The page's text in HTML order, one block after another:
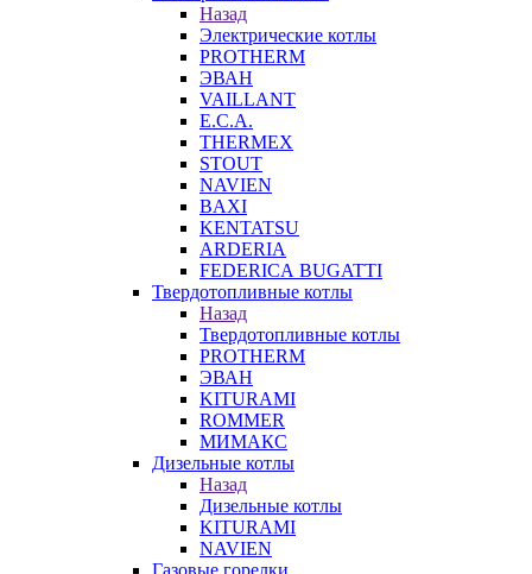
Назад
Электрические котлы
PROTHERM
ЭВАН
VAILLANT
E.C.A.
THERMEX
STOUT
NAVIEN
BAXI
KENTATSU
ARDERIA
FEDERICА BUGATTI
Твердотопливные котлы
Назад
Твердотопливные котлы
PROTHERM
ЭВАН
KITURAMI
ROMMER
МИМАКС
Дизельные котлы
Назад
Дизельные котлы
KITURAMI
NAVIEN
Газовые горелки